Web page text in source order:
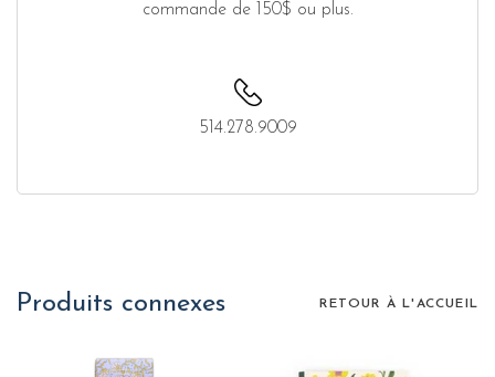
commande de 150$ ou plus.
514.278.9009
Produits connexes RETOUR À L'ACCUEIL